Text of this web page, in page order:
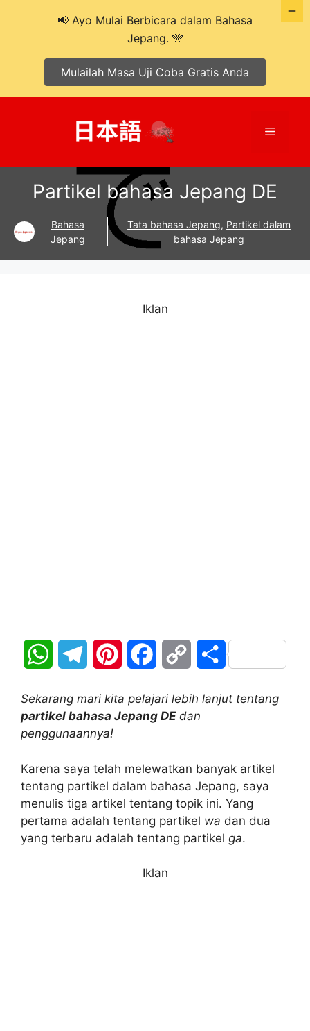
Menu
Partikel bahasa Jepang DE
Bahasa
Jepang
Tata bahasa Jepang, Partikel dalam
bahasa Jepang
Iklan
W
a
t
s
A
p
l
e
g
a
n
e
r
e
c
b
o
o
p
L
i
n
S
e
Sekarang mari kita pelajari lebih lanjut tentang
partikel bahasa Jepang DEdan
penggunaannya!
Karena saya telah melewatkan banyak artikel
tentang partikel dalam bahasa Jepang, saya
menulis tiga artikel tentang topik ini. Yang
pertama adalah tentang partikel wa dan dua
yang terbaru adalah tentang partikel ga.
Iklan
📢 Ayo Mulai Berbicara dalam Bahasa
Jepang. 🎌
Mulailah Masa Uji Coba Gratis Anda